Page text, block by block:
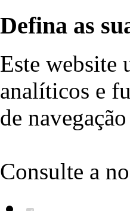
Defina as
Este website
analíticos e
de
Consulte a